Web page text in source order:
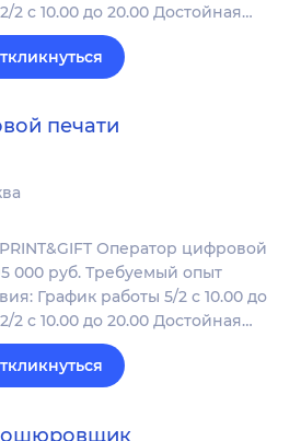
2 c 10.00 до 20.00 Достойная…
печати
Оператор цифровой
000 руб. Требуемый опыт
График работы 5/2 с 10.00 до
2 c 10.00 до 20.00 Достойная…